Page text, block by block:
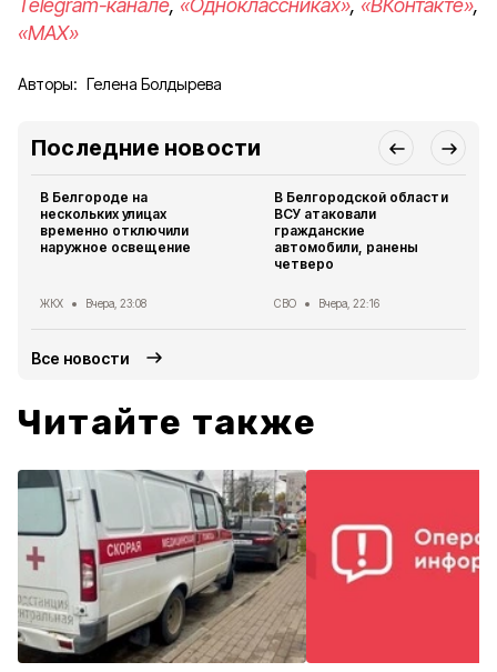
Telegram-канале, «Одноклассниках», «ВКонтакте»,
«MAX»
Авторы: Гелена Болдырева
Последние новости
В Белгороде на
нескольких улицах
временно отключили
наружное освещение
ЖКХ Вчера, 23:08
В Белгородской области
ВСУ атаковали
гражданские
автомобили, ранены
четверо
СВО Вчера, 22:16
Все новости
Читайте также